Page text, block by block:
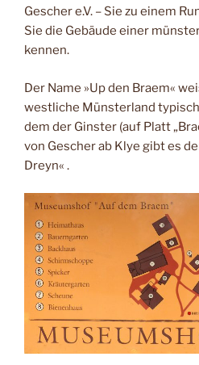
Gescher e.V. – Sie zu einem
Sie die Gebäude einer
kennen.
Der Name »Up den Braem«
westliche Münsterland
dem der Ginster (auf Platt
von Gescher ab Klye gibt es
Dreyn« .